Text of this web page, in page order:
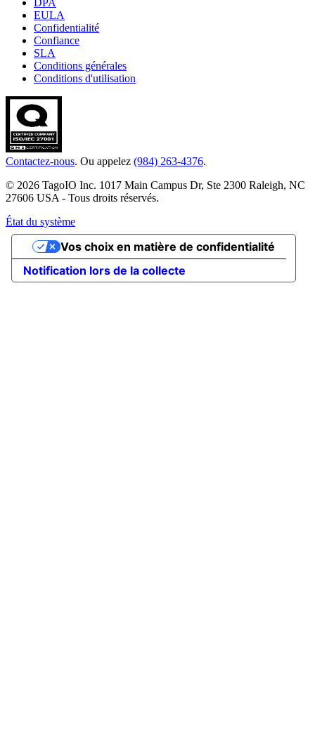
DPA
EULA
Confidentialité
Confiance
SLA
Conditions générales
Conditions d'utilisation
Contactez-nous. Ou appelez (984) 263-4376.
© 2026 TagoIO Inc. 1017 Main Campus Dr, Ste 2300 Raleigh, NC
27606 USA - Tous droits réservés.
État du système
Notification lors de la collecte
Vos choix en matière de confidentialité